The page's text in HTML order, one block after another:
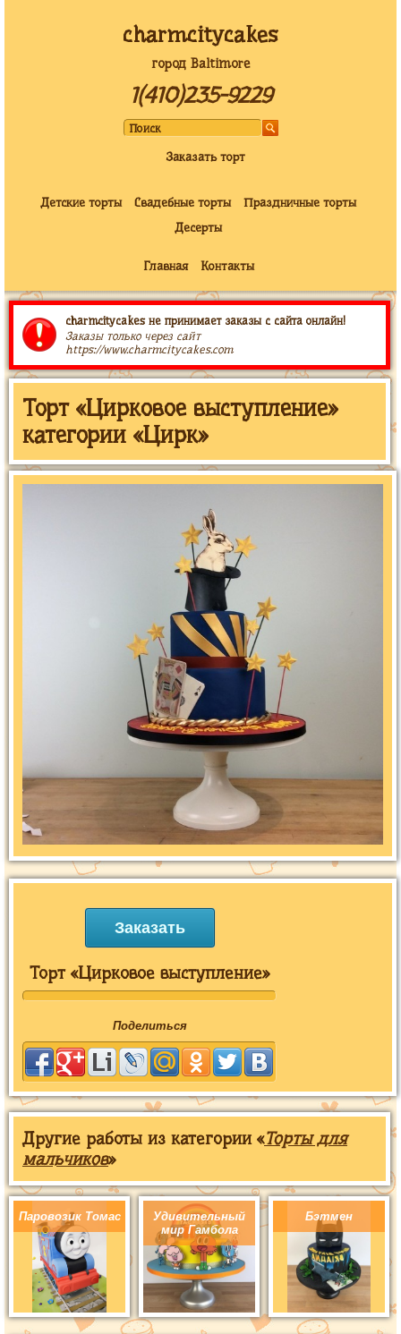
charmcitycakes
город Baltimore
1(410)235-9229
Заказать торт
Детские торты Свадебные торты
Праздничные торты
Десерты
Главная Контакты
charmcitycakes не принимает заказы с сайта онлайн!
Заказы только через сайт
https://www.charmcitycakes.com
Торт «Цирковое выступление»
категории «Цирк»
Заказать
Торт «Цирковое выступление»
Поделиться
Другие работы из категории «Торты для
мальчиков»
Паровозик Томас
Удивительный
мир Гамбола
Бэтмен